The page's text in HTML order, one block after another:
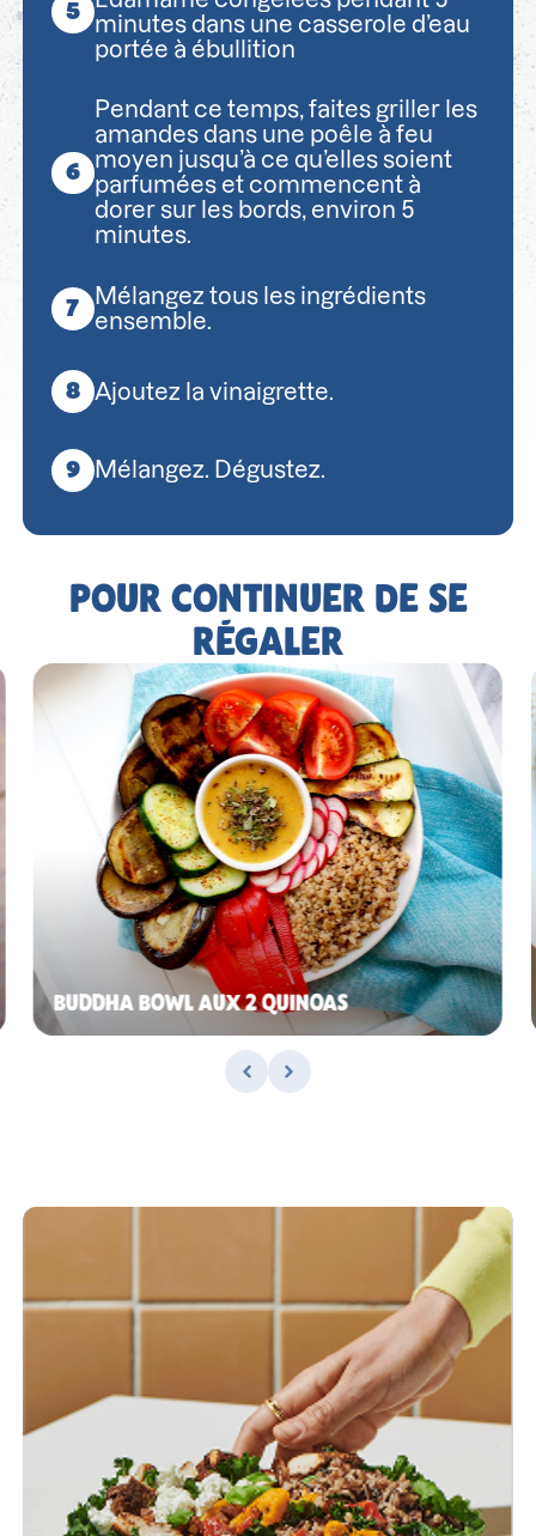
minutes dans une casserole d’eau
portée à ébullition
Pendant ce temps, faites griller les
amandes dans une poêle à feu
moyen jusqu’à ce qu’elles soient
parfumées et commencent à
dorer sur les bords, environ 5
minutes.
Mélangez tous les ingrédients
ensemble.
Ajoutez la vinaigrette.
Mélangez. Dégustez.
POUR CONTINUER DE SE
RÉGALER
BUDDHA BOWL AUX 2 QUINOAS